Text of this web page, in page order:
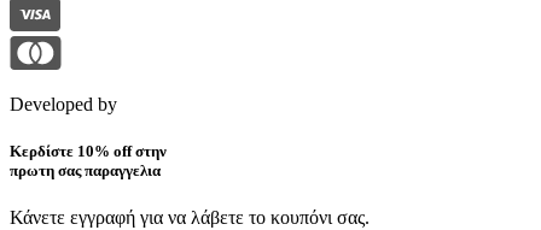
Developed by
Κερδίστε 10% off στην
πρωτη σας παραγγελια
Κάνετε εγγραφή για να λάβετε το κουπόνι σας.